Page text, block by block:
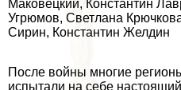
Маковецкий, Константин
Угрюмов, Светлана
Сирин, Константин Желдин
После войны многие
испытали на себе